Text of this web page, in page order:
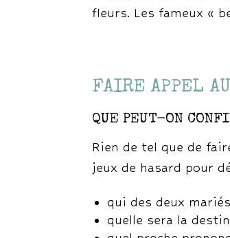
fleurs. Les fameux «
FAIRE APPEL
QUE PEUT-ON
Rien de tel que de
jeux de hasard pour
qui des deux
quelle sera la